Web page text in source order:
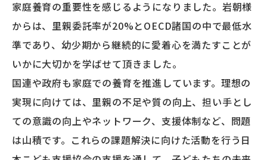
家庭養育の重要性を感じるようになりました。岩朝様
からは、里親委託率が20%とOECD諸国の中で最低水
準であり、幼少期から継続的に愛着心を満たすことが
いかに大切かを学ばせて頂きました。
国連や政府も家庭での養育を推進しています。理想の
実現に向けては、里親の不足や質の向上、担い手とし
ての意識の向上やネットワーク、支援体制など、問題
は山積です。これらの課題解決に向けた活動を行う日